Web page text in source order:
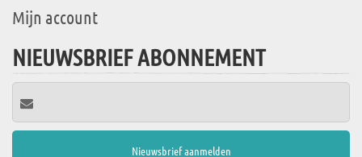
Mijn account
NIEUWSBRIEF ABONNEMENT